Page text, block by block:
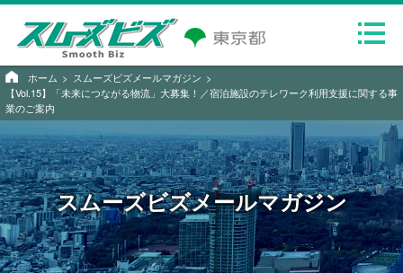
ホーム
スムーズビズメールマガジン
【Vol.15】「未来につながる物流」大募集！／宿泊施設のテレワーク利用支援に関する事
業のご案内
スムーズビズメールマガジン